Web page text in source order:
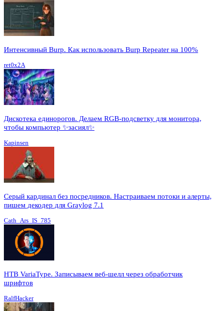
Интенсивный Burp. Как использовать Burp Repeater на 100%
ret0x2A
Дискотека единорогов. Делаем RGB-подсветку для монитора,
чтобы компьютер ✨засиял✨
Kapinsen
Серый кардинал без посредников. Настраиваем потоки и алерты,
пишем декодер для Graylog 7.1
Cath_Ars_IS_785
HTB VariaType. Записываем веб-шелл через обработчик
шрифтов
RalfHacker